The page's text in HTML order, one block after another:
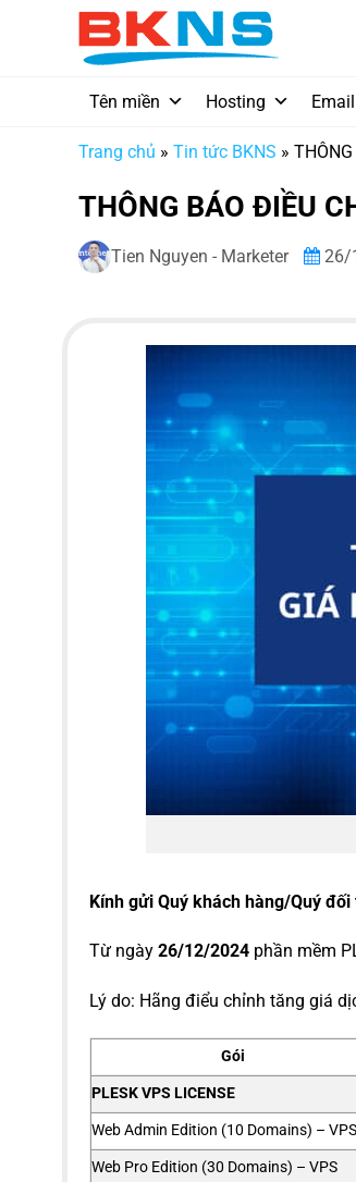
Tên miền Hosting Email
Trang chủ » Tin tức BKNS »
THÔNG BÁO ĐIỀU
Tien Nguyen - Marketer 26/
Kính gửi Quý khách hàng/Quý đối
Từ ngày 26/12/2024 phần mềm
Lý do: Hãng điểu chỉnh tăng giá
Gói
PLESK VPS LICENSE
Web Admin Edition (10 Domains) – VPS
Web Pro Edition (30 Domains) – VPS